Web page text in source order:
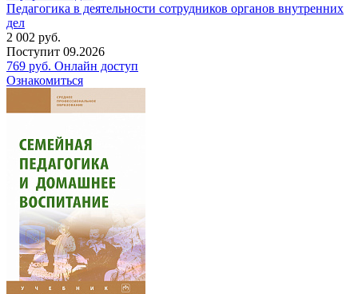
Педагогика в деятельности сотрудников органов внутренних
дел
2 002 руб.
Поступит 09.2026
769 руб. Онлайн доступ
Ознакомиться